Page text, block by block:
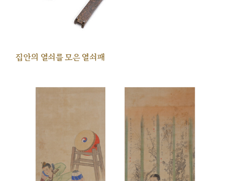
집안의 열쇠를 모은 열쇠패